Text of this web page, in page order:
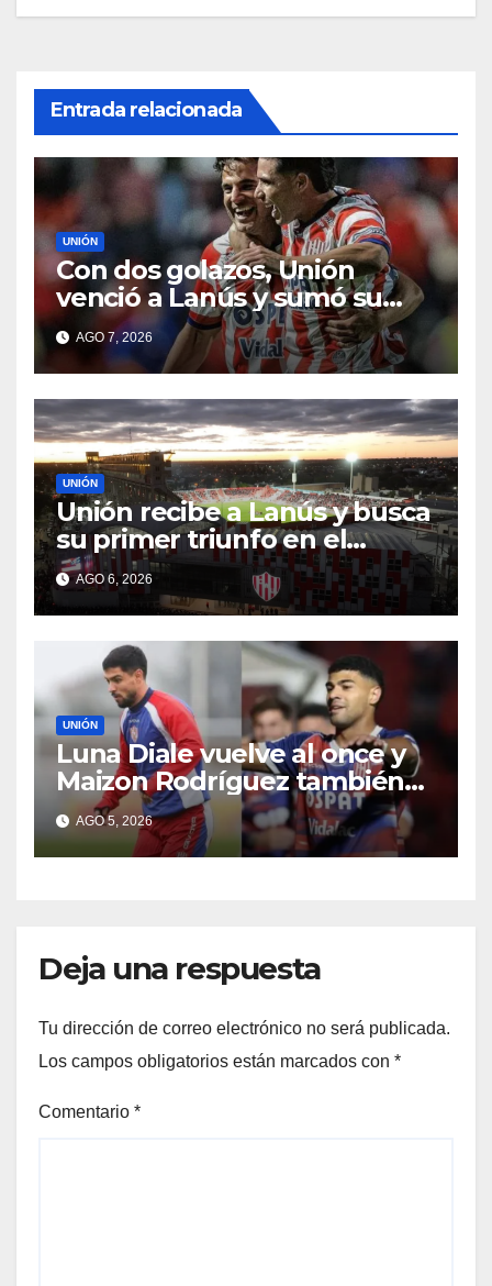
Entrada relacionada
UNIÓN
Con dos golazos, Unión
venció a Lanús y sumó su
primer triunfo en el Clausura
AGO 7, 2026
UNIÓN
Unión recibe a Lanús y busca
su primer triunfo en el
Torneo Clausura: seguí el
minuto a minuto
AGO 6, 2026
UNIÓN
Luna Diale vuelve al once y
Maizon Rodríguez también
sería titular
AGO 5, 2026
Deja una respuesta
Tu dirección de correo electrónico no será publicada.
Los campos obligatorios están marcados con *
Comentario *